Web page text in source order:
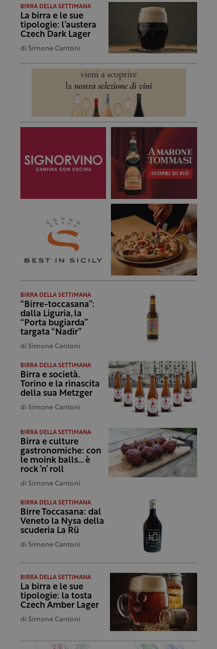
BIRRA DELLA SETTIMANA
La birra e le sue
tipologie: l’austera
Czech Dark Lager
di Simone Cantoni
BIRRA DELLA SETTIMANA
“Birre-toccasana”:
dalla Liguria, la
“Porta bugiarda”
targata “Nadir”
di Simone Cantoni
BIRRA DELLA SETTIMANA
Birra e società.
Torino e la rinascita
della sua Metzger
di Simone Cantoni
BIRRA DELLA SETTIMANA
Birra e culture
gastronomiche: con
le moink balls… è
rock ’n’ roll
di Simone Cantoni
BIRRA DELLA SETTIMANA
Birre Toccasana: dal
Veneto la Nysa della
scuderia La Rü
di Simone Cantoni
BIRRA DELLA SETTIMANA
La birra e le sue
tipologie: la tosta
Czech Amber Lager
di Simone Cantoni